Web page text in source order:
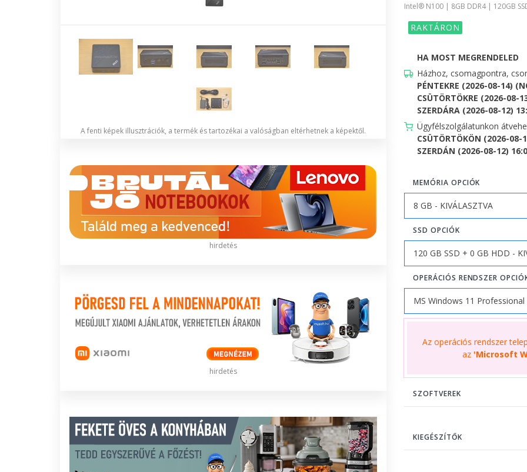
A fenti képek illusztrációk, a termék és tartozékai a valóságban eltérhetnek a képektől.
hirdetés
hirdetés
Intel® N100 | 8GB DDR4 | 120GB
RAKTÁRON
HA MOST MEGRENDELED
Házhoz, csomagpontra,
PÉNTEKRE (2026-08-14)
CSÜTÖRTÖKRE (2026-08-
SZERDÁRA (2026-08-12)
Ügyfélszolgálatunkon
CSÜTÖRTÖKÖN (2026-
SZERDÁN (2026-08-12)
MEMÓRIA OPCIÓK
SSD OPCIÓK
OPERÁCIÓS RENDSZER
Az operációs rendszer
az 'Microsoft
SZOFTVEREK
KIEGÉSZÍTŐK